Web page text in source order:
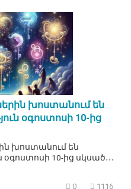
խոստանում են
օգոստոսի 10-ից
խոստանում են
10-ից սկսած․․․
0 1116